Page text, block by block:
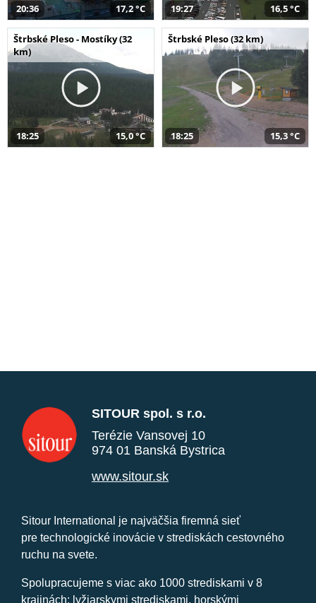
20:36 17,2 °C 19:27 16,5 °C
Štrbské Pleso - Mostíky (32
km)
18:25 15,0 °C
Štrbské Pleso (32 km)
18:25 15,3 °C
SITOUR spol. s r.o.
Terézie Vansovej 10
974 01 Banská Bystrica
www.sitour.sk
Sitour International je najväčšia firemná sieť
pre technologické inovácie v strediskách cestovného
ruchu na svete.
Spolupracujeme s viac ako 1000 strediskami v 8
krajinách: lyžiarskymi strediskami, horskými